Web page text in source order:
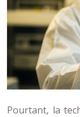
Pourtant, la